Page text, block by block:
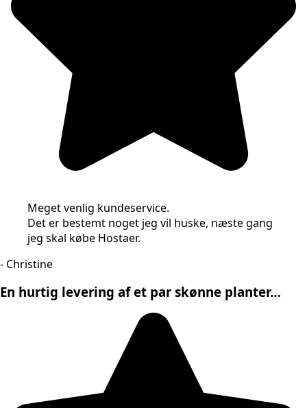
Meget venlig kundeservice.
Det er bestemt noget jeg vil huske, næste gang
jeg skal købe Hostaer.
- Christine
En hurtig levering af et par skønne planter…